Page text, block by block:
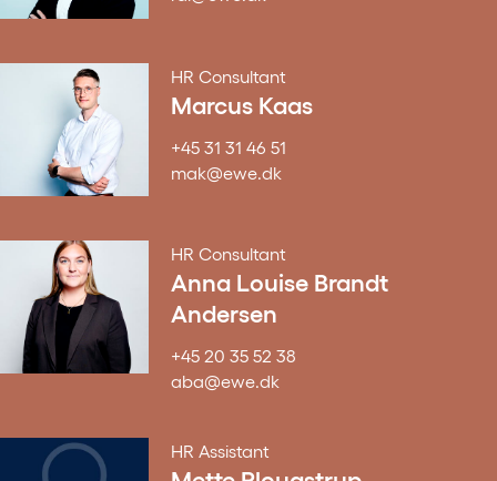
HR Consultant
Marcus Kaas
+45 31 31 46 51
mak@ewe.dk
HR Consultant
Anna Louise Brandt
Andersen
+45 20 35 52 38
aba@ewe.dk
HR Assistant